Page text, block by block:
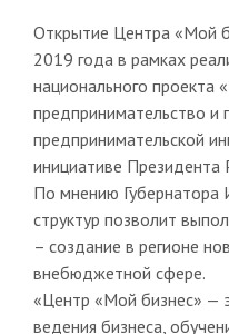
Открытие Центра «Мой
2019 года в рамках
национального проекта
предпринимательство
предпринимательской
инициативе
По мнению Губернатора
структур позволит
– создание в регионе
внебюджетной сфере.
«Центр «Мой бизнес» —
ведения бизнеса,